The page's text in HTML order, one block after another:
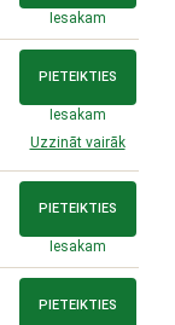
Iesakam
PIETEIKTIES
Iesakam
Uzzināt vairāk
PIETEIKTIES
Iesakam
PIETEIKTIES